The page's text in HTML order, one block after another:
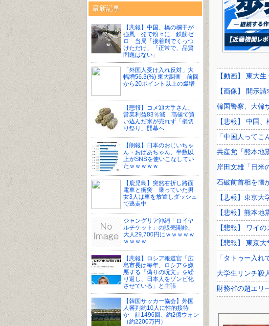
最新記事
【悲報】中国、橋の欄干が
強風一発で粉々に 鉄筋ゼ
ロ 当局「接着剤でくっつ
けただけ」「正常で、品質
問題はない」
「外国人受け入れ反対」大
幅増56.3(%) 東大調査 前回
から20ポイント以上の爆増
【悲報】コメ卸大手さん、
営業利益83％減 高値で買
い込んだ米が売れず「損切
り祭り」開幕へ
【朗報】日本のおじいちゃ
ん・おばあちゃん、半数以
上がSNSを使いこなしてい
たｗｗｗｗｗ
【鹿児島】突然右折し路面
電車と衝突 乗っていた男
女3人は車を放置しダッシュ
で逃走中
ジャングリア沖縄「ロイヤ
ルチケット」の販売開始、
大人29,700円にｗｗｗｗｗ
ｗｗｗｗ
【悲報】ロシア報道官「広
島市長は毎年、ロシアを嫌
悪する『偽りの呪文』を繰
り返し、日本人をゾンビ化
させている」と主張
【韓国サッカー協会】外国
人審判約10人に性的接待
か 計1496回、約2億ウォン
（約2200万円）